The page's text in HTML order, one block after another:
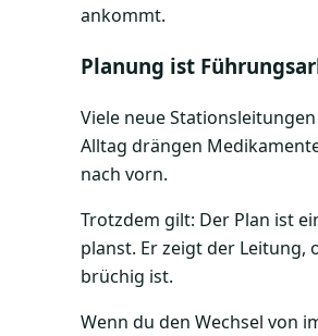
ankommt.
Planung ist
Viele neue
Alltag drängen
nach vorn.
Trotzdem gilt: Der Plan ist
planst. Er zeigt der Leitung,
brüchig ist.
Wenn du den Wechsel von